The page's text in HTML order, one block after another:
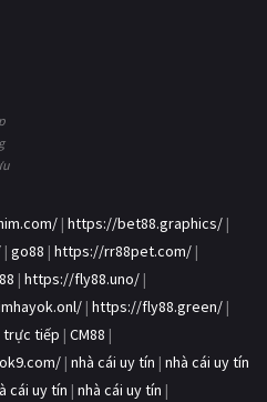
| https://bet88.graphics/ |
| go88 | https://rr88pet.com/ |
| https://fly88.uno/ |
| https://fly88.green/ |
trực tiếp | CM88 |
| nhà cái uy tín | nhà cái uy tín
cái uy tín | nhà cái uy tín |